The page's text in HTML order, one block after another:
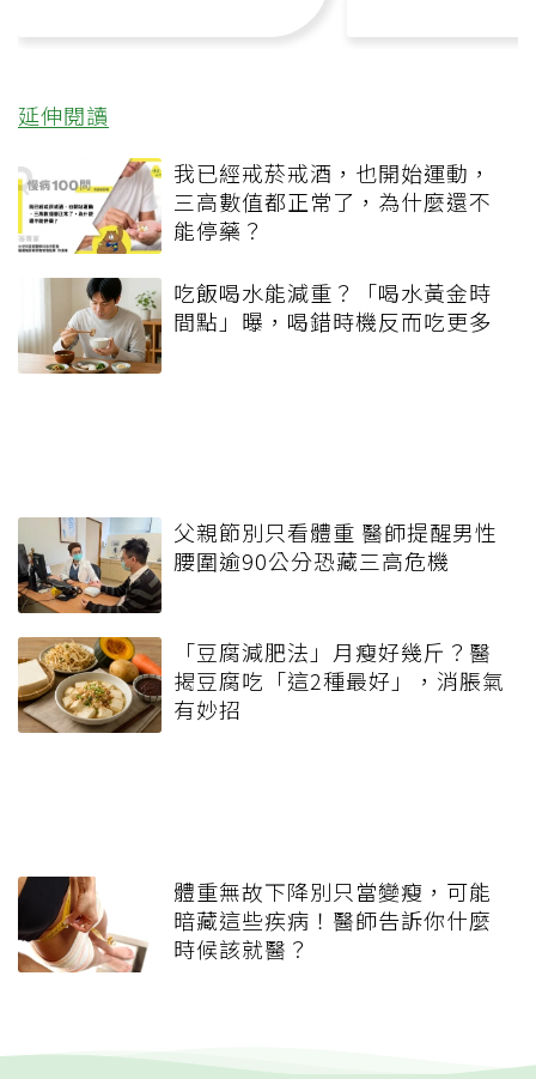
延伸閱讀
我已經戒菸戒酒，也開始運動，
三高數值都正常了，為什麼還不
能停藥？
吃飯喝水能減重？「喝水黃金時
間點」曝，喝錯時機反而吃更多
父親節別只看體重 醫師提醒男性
腰圍逾90公分恐藏三高危機
「豆腐減肥法」月瘦好幾斤？醫
揭豆腐吃「這2種最好」，消脹氣
有妙招
體重無故下降別只當變瘦，可能
暗藏這些疾病！醫師告訴你什麼
時候該就醫？